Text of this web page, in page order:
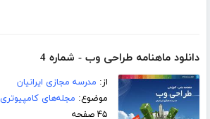
دانلود ماهنامه طراحی وب - شماره 4
از: مدرسه مجازی ایرانیان
موضوع: مجله‌های کامپیوتری
۴۵ صفحه